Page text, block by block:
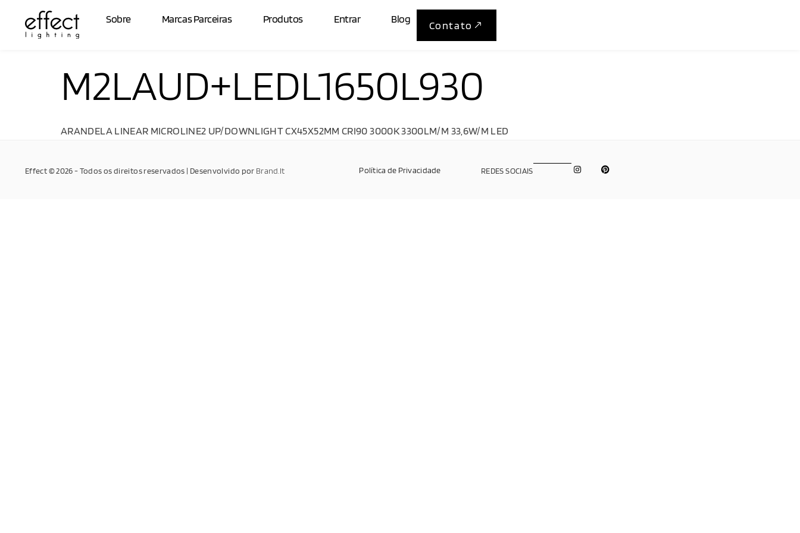
Sobre Marcas Parceiras Produtos Entrar Blog
Contato
M2LAUD+LEDL1650L930
ARANDELA LINEAR MICROLINE2 UP/DOWNLIGHT CX45X52MM CRI90 3000K 3300LM/M 33,6W/M LED
Effect © 2026 - Todos os direitos reservados | Desenvolvido por Brand.It Política de Privacidade REDES SOCIAIS